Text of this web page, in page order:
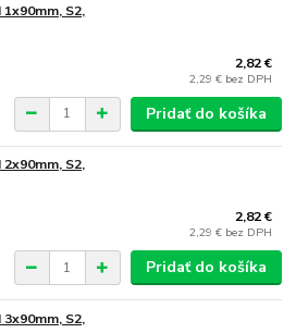
S2,
2,82 €
2,29 € bez DPH
Pridať do košíka
S2,
2,82 €
2,29 € bez DPH
Pridať do košíka
S2,